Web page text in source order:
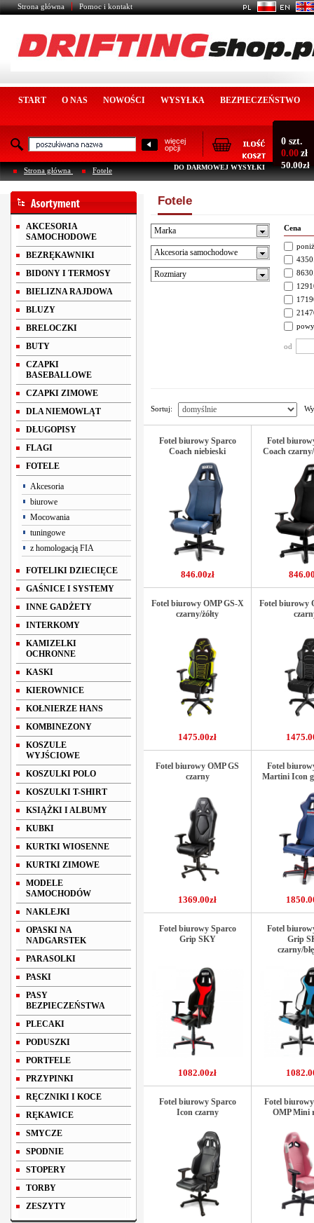
Strona główna Pomoc i kontakt
START O NAS NOWOŚCI WYSYŁKA BEZPIECZEŃSTWO
więcej
opcji
0 szt.
0.00 zł
DO DARMOWEJ WYSYŁKI 50.00zł
Strona główna Fotele
AKCESORIA
SAMOCHODOWE
BEZRĘKAWNIKI
BIDONY I TERMOSY
BIELIZNA RAJDOWA
BLUZY
BRELOCZKI
BUTY
CZAPKI
BASEBALLOWE
CZAPKI ZIMOWE
DLA NIEMOWLĄT
DŁUGOPISY
FLAGI
FOTELE
Akcesoria
biurowe
Mocowania
tuningowe
z homologacją FIA
FOTELIKI DZIECIĘCE
GAŚNICE I SYSTEMY
INNE GADŻETY
INTERKOMY
KAMIZELKI
OCHRONNE
KASKI
KIEROWNICE
KOŁNIERZE HANS
KOMBINEZONY
KOSZULE
WYJŚCIOWE
KOSZULKI POLO
KOSZULKI T-SHIRT
KSIĄŻKI I ALBUMY
KUBKI
KURTKI WIOSENNE
KURTKI ZIMOWE
MODELE
SAMOCHODÓW
NAKLEJKI
OPASKI NA
NADGARSTEK
PARASOLKI
PASKI
PASY
BEZPIECZEŃSTWA
PLECAKI
PODUSZKI
PORTFELE
PRZYPINKI
RĘCZNIKI I KOCE
RĘKAWICE
SMYCZE
SPODNIE
STOPERY
TORBY
ZESZYTY
Fotele
Marka
Akcesoria samochodowe
Rozmiary
Cena
od
Sortuj:
Fotel biurowy Sparco
Coach niebieski
846.00zł
Fotel
Coach
Fotel biurowy OMP GS-X
czarny/żółty
1475.00zł
Fotel biurowy
Fotel biurowy OMP GS
czarny
1369.00zł
Fotel
Martini Icon
Fotel biurowy Sparco
Grip SKY
1082.00zł
Fotel
Grip
czarny/
Fotel biurowy Sparco
Icon czarny
Fotel biurowy
OMP Mini